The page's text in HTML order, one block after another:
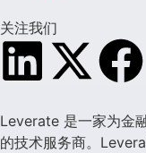
关注我们
Leverate 是一家为金
的技术服务商。